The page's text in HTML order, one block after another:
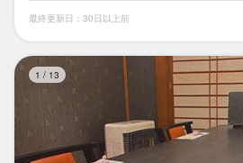
最終更新日：30日以上前
1 / 13